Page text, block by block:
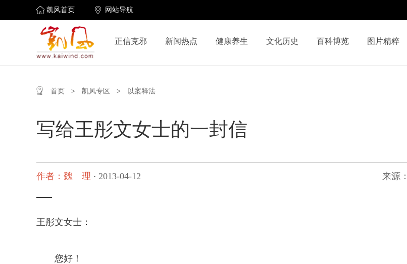
凯风首页 网站导航
正信克邪 新闻热点 健康养生 文化历史 百科博览 图片精粹
首页 > 凯风专区 > 以案释法
写给王彤文女士的一封信
作者：魏 理 · 2013-04-12 来源
王彤文女士：
您好！